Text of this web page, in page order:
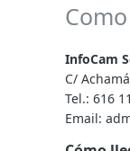
InfoCam
C/
Tel.: 616
Email: